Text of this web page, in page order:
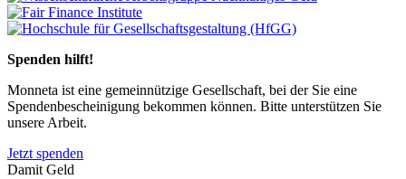
Spenden hilft!
Monneta ist eine gemeinnützige Gesellschaft, bei der Sie eine
Spendenbescheinigung bekommen können. Bitte unterstützen Sie
unsere Arbeit.
Jetzt spenden
Damit Geld